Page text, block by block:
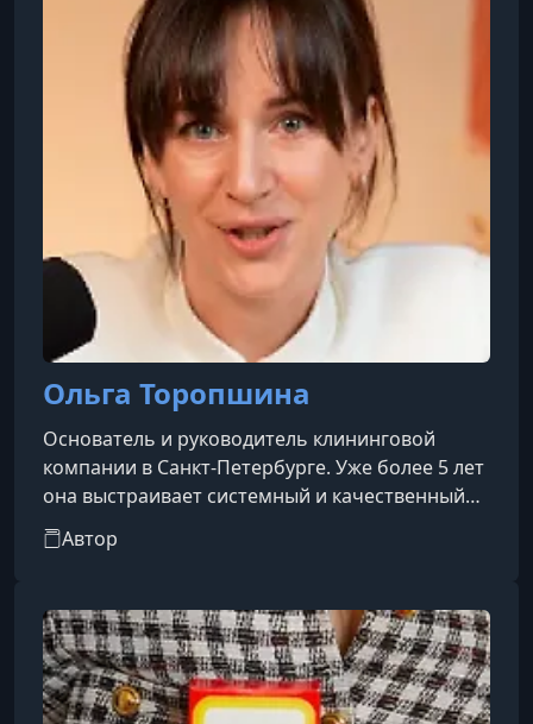
Ольга Торопшина
Основатель и руководитель клининговой
компании в Санкт-Петербурге. Уже более 5 лет
она выстраивает системный и качественный
сервис в сфере профессиональной уборки
жилых и коммерческих объектов. Параллельно
апартаментов, где высокий стандарт чистоты и
внимание к деталям становятся ключевыми
элементами сервиса и формируют репутацию
бренда.
Автор